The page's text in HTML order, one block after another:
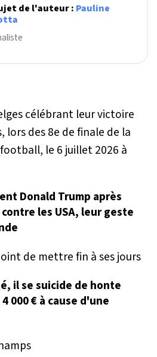
de l'auteur : Pauline
Donald Trump après
les USA, leur geste
il se suicide de honte
000 € à cause d'une